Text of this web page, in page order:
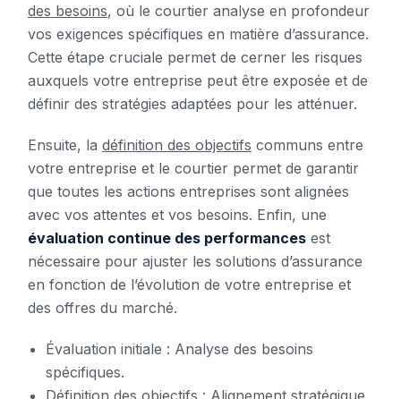
des besoins, où le courtier analyse en profondeur
vos exigences spécifiques en matière d’assurance.
Cette étape cruciale permet de cerner les risques
auxquels votre entreprise peut être exposée et de
définir des stratégies adaptées pour les atténuer.
Ensuite, la définition des objectifs communs entre
votre entreprise et le courtier permet de garantir
que toutes les actions entreprises sont alignées
avec vos attentes et vos besoins. Enfin, une
évaluation continue des performances est
nécessaire pour ajuster les solutions d’assurance
en fonction de l’évolution de votre entreprise et
des offres du marché.
Évaluation initiale : Analyse des besoins
spécifiques.
Définition des objectifs : Alignement stratégique.